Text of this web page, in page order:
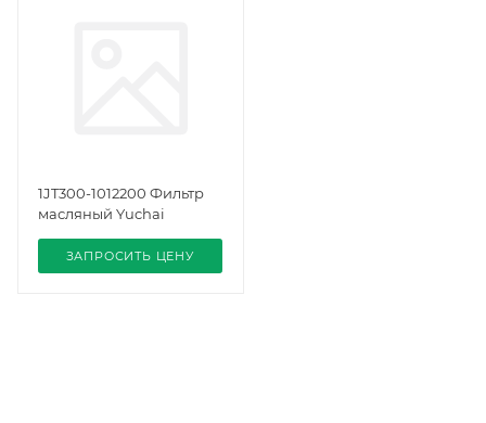
1JT300-1012200 Фильтр
масляный Yuchai
ЗАПРОСИТЬ ЦЕНУ